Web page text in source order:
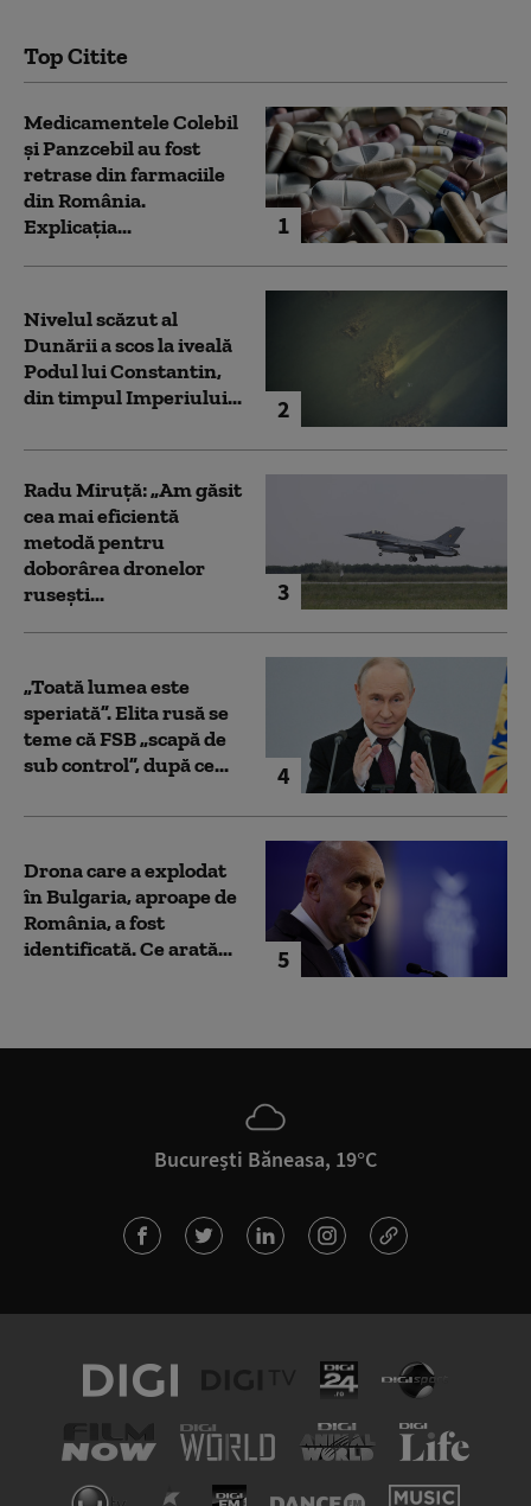
Top Citite
1
Medicamentele Colebil
și Panzcebil au fost
retrase din farmaciile
din România.
Explicația...
2
Nivelul scăzut al
Dunării a scos la iveală
Podul lui Constantin,
din timpul Imperiului...
3
Radu Miruță: „Am găsit
cea mai eficientă
metodă pentru
doborârea dronelor
rusești...
4
„Toată lumea este
speriată”. Elita rusă se
teme că FSB „scapă de
sub control”, după ce...
5
Drona care a explodat
în Bulgaria, aproape de
România, a fost
identificată. Ce arată...
București Băneasa, 19°C